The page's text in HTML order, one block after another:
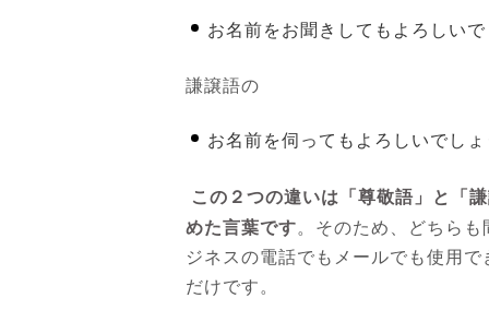
お名前をお聞きしてもよろしい
謙譲語の
お名前を伺ってもよろしいでし
この２つの違いは「尊敬語」と「
めた言葉です。そのため、どちら
ジネスの電話でもメールでも使用
だけです。